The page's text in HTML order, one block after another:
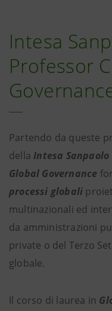
Intesa
Professor
Partendo da queste
della Intesa
Global Governance
processi globali
multinazionali ed
da amministrazioni
private o del Terzo
globale.
Il corso di laurea in